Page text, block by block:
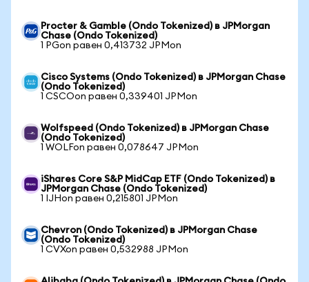
Procter & Gamble (Ondo Tokenized) в JPMorgan
Chase (Ondo Tokenized)
1 PGon равен 0,413732 JPMon
Cisco Systems (Ondo Tokenized) в JPMorgan Chase
(Ondo Tokenized)
1 CSCOon равен 0,339401 JPMon
Wolfspeed (Ondo Tokenized) в JPMorgan Chase
(Ondo Tokenized)
1 WOLFon равен 0,078647 JPMon
iShares Core S&P MidCap ETF (Ondo Tokenized) в
JPMorgan Chase (Ondo Tokenized)
1 IJHon равен 0,215801 JPMon
Chevron (Ondo Tokenized) в JPMorgan Chase
(Ondo Tokenized)
1 CVXon равен 0,532988 JPMon